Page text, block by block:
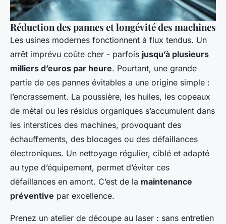
Réduction des pannes et longévité des machines
Les usines modernes fonctionnent à flux tendus. Un
arrêt imprévu coûte cher - parfois jusqu’à plusieurs
milliers d’euros par heure. Pourtant, une grande
partie de ces pannes évitables a une origine simple :
l’encrassement. La poussière, les huiles, les copeaux
de métal ou les résidus organiques s’accumulent dans
les interstices des machines, provoquant des
échauffements, des blocages ou des défaillances
électroniques. Un nettoyage régulier, ciblé et adapté
au type d’équipement, permet d’éviter ces
défaillances en amont. C’est de la maintenance
préventive par excellence.
Prenez un atelier de découpe au laser : sans entretien